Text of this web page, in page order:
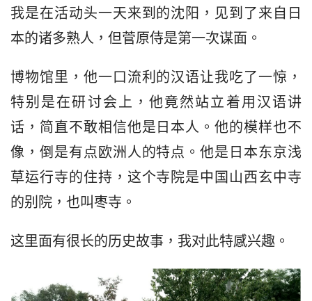
我是在活动头一天来到的沈阳，见到了来自日
本的诸多熟人，但菅原侍是第一次谋面。
博物馆里，他一口流利的汉语让我吃了一惊，
特别是在研讨会上，他竟然站立着用汉语讲
话，简直不敢相信他是日本人。他的模样也不
像，倒是有点欧洲人的特点。他是日本东京浅
草运行寺的住持，这个寺院是中国山西玄中寺
的别院，也叫枣寺。
这里面有很长的历史故事，我对此特感兴趣。